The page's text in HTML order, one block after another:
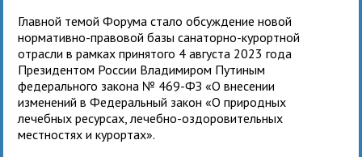
Главной темой Форума стало обсуждение новой
нормативно-правовой базы санаторно-курортной
отрасли в рамках принятого 4 августа 2023 года
Президентом России Владимиром Путиным
федерального закона № 469-ФЗ «О внесении
изменений в Федеральный закон «О природных
лечебных ресурсах, лечебно-оздоровительных
местностях и курортах».